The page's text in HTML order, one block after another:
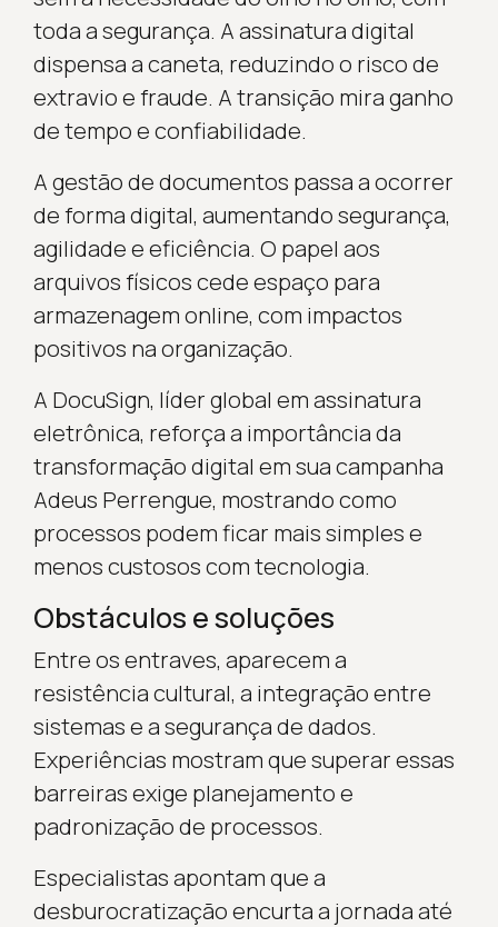
toda a segurança. A assinatura digital
dispensa a caneta, reduzindo o risco de
extravio e fraude. A transição mira ganho
de tempo e confiabilidade.
A gestão de documentos passa a ocorrer
de forma digital, aumentando segurança,
agilidade e eficiência. O papel aos
arquivos físicos cede espaço para
armazenagem online, com impactos
positivos na organização.
A DocuSign, líder global em assinatura
eletrônica, reforça a importância da
transformação digital em sua campanha
Adeus Perrengue, mostrando como
processos podem ficar mais simples e
menos custosos com tecnologia.
Obstáculos e soluções
Entre os entraves, aparecem a
resistência cultural, a integração entre
sistemas e a segurança de dados.
Experiências mostram que superar essas
barreiras exige planejamento e
padronização de processos.
Especialistas apontam que a
desburocratização encurta a jornada até